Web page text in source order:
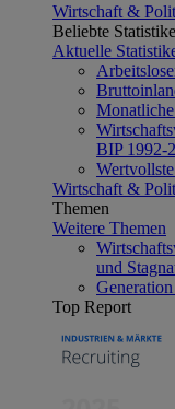
Wirtschaft &
Beliebte
Aktuelle
BIP 1992-
Wirtschaft &
Themen
Weitere Themen
und
Top Report